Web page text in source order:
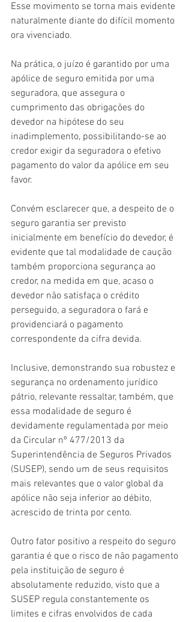
Esse movimento se torna mais evidente
naturalmente diante do difícil momento
ora vivenciado.
Na prática, o juízo é garantido por uma
apólice de seguro emitida por uma
seguradora, que assegura o
cumprimento das obrigações do
devedor na hipótese do seu
inadimplemento, possibilitando-se ao
credor exigir da seguradora o efetivo
pagamento do valor da apólice em seu
favor.
Convém esclarecer que, a despeito de o
seguro garantia ser previsto
inicialmente em benefício do devedor, é
evidente que tal modalidade de caução
também proporciona segurança ao
credor, na medida em que, acaso o
devedor não satisfaça o crédito
perseguido, a seguradora o fará e
providenciará o pagamento
correspondente da cifra devida.
Inclusive, demonstrando sua robustez e
segurança no ordenamento jurídico
pátrio, relevante ressaltar, também, que
essa modalidade de seguro é
devidamente regulamentada por meio
da Circular nº 477/2013 da
Superintendência de Seguros Privados
(SUSEP), sendo um de seus requisitos
mais relevantes que o valor global da
apólice não seja inferior ao débito,
acrescido de trinta por cento.
Outro fator positivo a respeito do seguro
garantia é que o risco de não pagamento
pela instituição de seguro é
absolutamente reduzido, visto que a
SUSEP regula constantemente os
limites e cifras envolvidos de cada